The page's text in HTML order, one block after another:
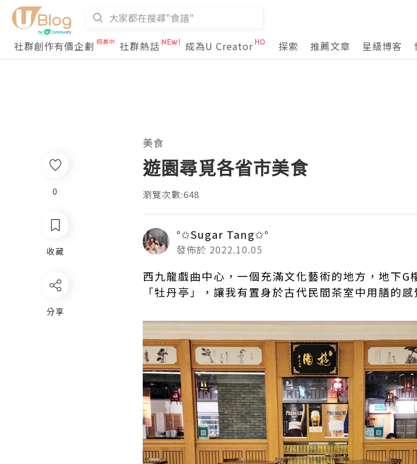
社群創作有價企劃
社群熱話 成為U Creator 探索 推薦文章 星級博客
0
收藏
分享
美食
遊園尋覓各省市美食
瀏覽次數:648
°✩Sugar Tang✩°
發佈於 2022.10.05
西九龍戲曲中心，一個充滿文化藝術的地方，地下
「牡丹亭」，讓我有置身於古代民間茶室中用膳的感